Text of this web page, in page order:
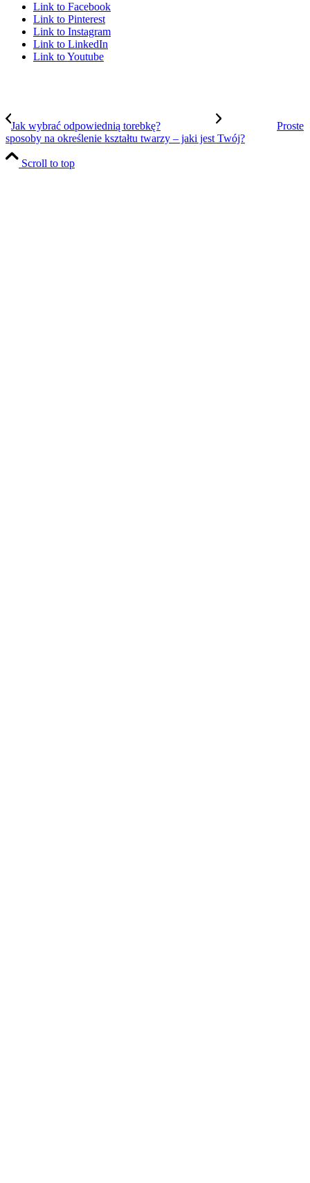
Link to Facebook
Link to Pinterest
Link to Instagram
Link to LinkedIn
Link to Youtube
Jak wybrać odpowiednią torebkę?
Proste
sposoby na określenie kształtu twarzy – jaki jest Twój?
Scroll to top